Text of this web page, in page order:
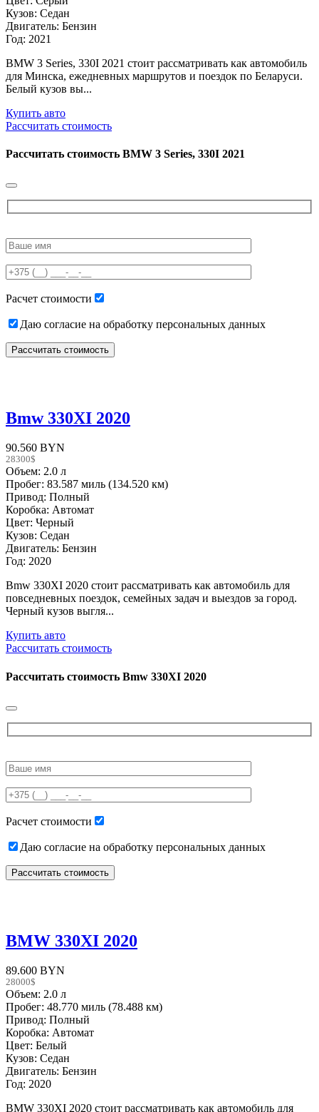
Кузов: Седан
Двигатель: Бензин
Год: 2021
BMW 3 Series, 330I 2021 стоит рассматривать как автомобиль
для Минска, ежедневных маршрутов и поездок по Беларуси.
Белый кузов вы...
Купить авто
Рассчитать стоимость
Рассчитать стоимость BMW 3 Series, 330I 2021
leave
field
empty.
Расчет стоимости
Даю согласие на обработку персональных данных
Bmw 330XI 2020
90.560 BYN
28300$
Объем: 2.0 л
Пробег: 83.587 миль (134.520 км)
Привод: Полный
Коробка: Автомат
Цвет: Черный
Кузов: Седан
Двигатель: Бензин
Год: 2020
Bmw 330XI 2020 стоит рассматривать как автомобиль для
повседневных поездок, семейных задач и выездов за город.
Черный кузов выгля...
Купить авто
Рассчитать стоимость
Рассчитать стоимость Bmw 330XI 2020
leave
field
empty.
Расчет стоимости
Даю согласие на обработку персональных данных
BMW 330XI 2020
89.600 BYN
28000$
Объем: 2.0 л
Пробег: 48.770 миль (78.488 км)
Привод: Полный
Коробка: Автомат
Цвет: Белый
Кузов: Седан
Двигатель: Бензин
Год: 2020
BMW 330XI 2020 стоит рассматривать как автомобиль для